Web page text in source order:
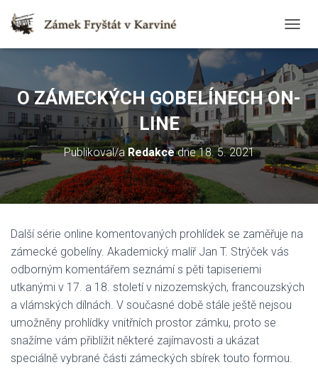
O
G
G
L
E
N
A
V
I
G
A
N
O ZÁMECKÝCH GOBELÍNECH ON-
LINE
Publikoval/aRedakcedne18. 5. 2021
Další série online komentovaných prohlídek se zaměřuje na
zámecké gobelíny. Akademický malíř Jan T. Strýček vás
odborným komentářem seznámí s pěti tapiseriemi
utkanými v 17. a 18. století v nizozemských, francouzských
a vlámských dílnách. V současné době stále ještě nejsou
umožněny prohlídky vnitřních prostor zámku, proto se
snažíme vám přiblížit některé zajímavosti a ukázat
speciálně vybrané části zámeckých sbírek touto formou.